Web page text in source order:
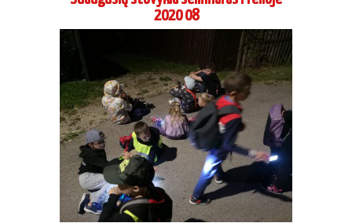
2020 08